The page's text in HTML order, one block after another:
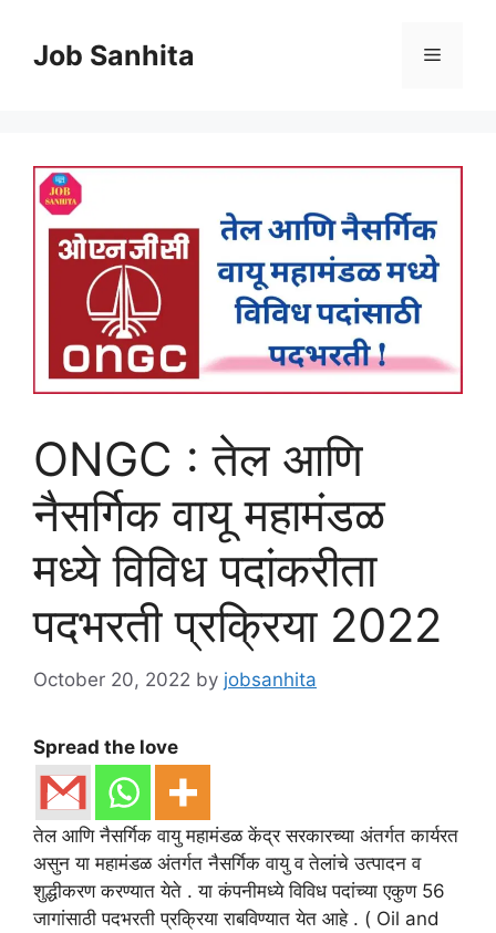
contentJob Sanhita Menu
ONGC : तेल आणि
नैसर्गिक वायू महामंडळ
मध्ये विविध पदांकरीता
पदभरती प्रक्रिया 2022
October 20, 2022 by jobsanhita
Spread the love
तेल आणि नैसर्गिक वायु महामंडळ केंद्र सरकारच्या अंतर्गत कार्यरत
असुन या महामंडळ अंतर्गत नैसर्गिक वायु व तेलांचे उत्पादन व
शुद्धीकरण करण्यात येते . या कंपनीमध्ये विविध पदांच्या एकुण 56
जागांसाठी पदभरती प्रक्रिया राबविण्यात येत आहे . ( Oil and